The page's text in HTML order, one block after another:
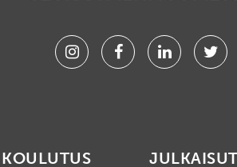
InstagramFacebookLinkedin
KOULUTUS JULKAISUT